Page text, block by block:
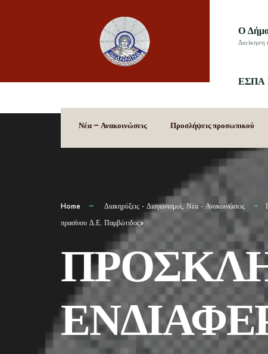
Ο
Διοίκηση
ΕΣΠΑ
Νέα – Ανακοινώσεις Προσλήψεις προσωπικού
Home Διακηρύξεις - Διαγωνισμοί, Νέα - Ανακοινώσεις
πρασίνου Δ.Ε. Παμβώτιδος»